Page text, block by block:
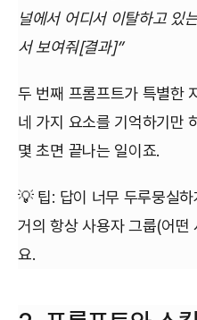
널에서 어디서 이탈하고 있
서 보여줘[결과]”
두 번째 프롬프트가 특별한
네 가지 요소를 기억하기만
몇 초면 끝나는 일이죠.
💡 팁: 답이 너무 두루뭉실
거의 항상 사용자 그룹(어떤
요.